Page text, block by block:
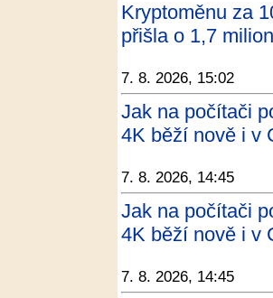
Kryptoměnu za
přišla o 1,7
7. 8. 2026, 15:02
Jak na počítači
4K běží nově i v
7. 8. 2026, 14:45
Jak na počítači
4K běží nově i v
7. 8. 2026, 14:45